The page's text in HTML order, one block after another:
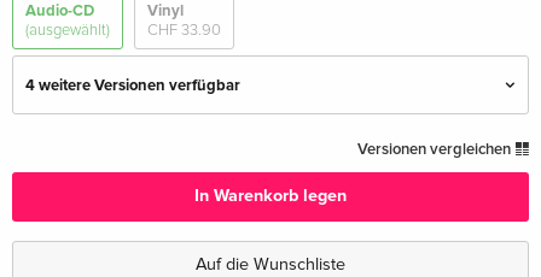
Audio-CD
(ausgewählt)
Vinyl
CHF 33.90
4 weitere Versionen verfügbar
CHF 22.50
Limited Digibook Edition — (ausgewählt)
Artbook Edition, Limited Edition
Versionen vergleichen
In Warenkorb legen
Auf die Wunschliste